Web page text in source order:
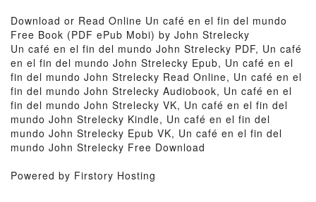
Download or Read Online Un café en el fin del mundo
Free Book (PDF ePub Mobi) by John Strelecky
Un café en el fin del mundo John Strelecky PDF, Un café
en el fin del mundo John Strelecky Epub, Un café en el
fin del mundo John Strelecky Read Online, Un café en el
fin del mundo John Strelecky Audiobook, Un café en el
fin del mundo John Strelecky VK, Un café en el fin del
mundo John Strelecky Kindle, Un café en el fin del
mundo John Strelecky Epub VK, Un café en el fin del
mundo John Strelecky Free Download
Powered by Firstory Hosting